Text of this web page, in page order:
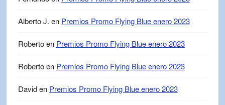
Alberto J. en Premios Promo Flying Blue enero 2023
Robertoen Premios Promo Flying Blue enero 2023
Robertoen Premios Promo Flying Blue enero 2023
Daviden Premios Promo Flying Blue enero 2023